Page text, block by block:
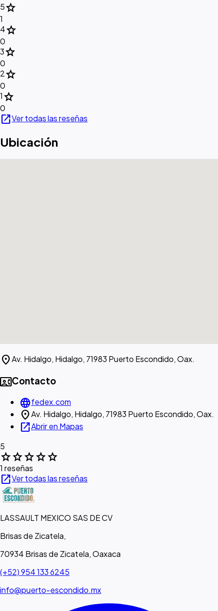
5star
1
4star
0
3star
0
2star
0
1star
0
open_in_newVer todas las reseñas
Ubicación
location_onAv. Hidalgo, Hidalgo, 71983 Puerto Escondido, Oax.
contact_phoneContacto
languagefedex.com
location_onAv. Hidalgo, Hidalgo, 71983 Puerto Escondido, Oax.
open_in_newAbrir en Mapas
5
starstarstarstarstar
1 reseñas
open_in_newVer todas las reseñas
LASSAULT MEXICO SAS DE CV
Brisas de Zicatela,
70934 Brisas de Zicatela, Oaxaca
(+52) 954 133 6245
info@puerto-escondido.mx